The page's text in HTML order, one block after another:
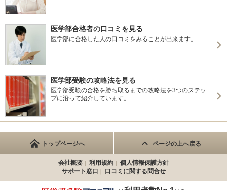
医学部合格者の口コミを見る
医学部に合格した人の口コミをみることが出来ます。
医学部受験の攻略法を見る
医学部受験の合格を勝ち取るまでの攻略法を3つのステッ
プに沿って紹介しています。
トップページへ ページの上へ戻る
会社概要 利用規約
個人情報保護方針
サポート窓口
口コミに関する問合せ